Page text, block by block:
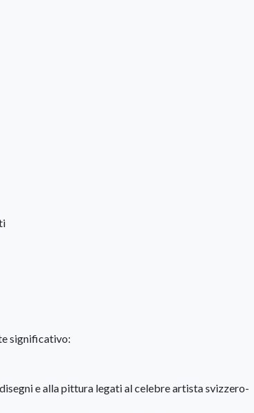
significativo:
e alla pittura legati al celebre artista svizzero-